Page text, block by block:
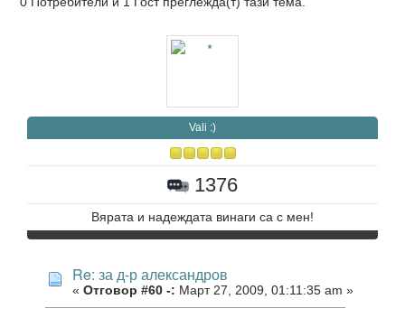
Vali :)
1376
Вярата и надеждата винаги са с мен!
Re: за д-р александров
« Отговор #60 -: Март 27, 2009, 01:11:35 am »